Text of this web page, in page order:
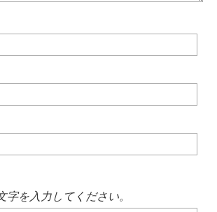
を入力してください。